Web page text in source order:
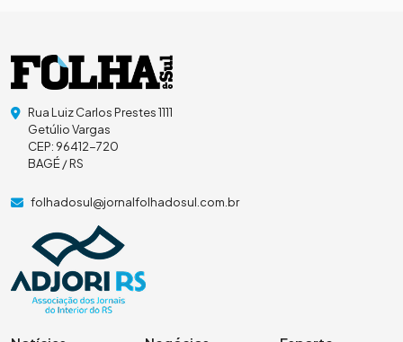
Rua Luiz Carlos Prestes 1111
Getúlio Vargas
CEP: 96412-720
BAGÉ / RS
folhadosul@jornalfolhadosul.com.br